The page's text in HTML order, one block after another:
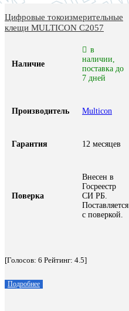
Цифровые токоизмерительные
клещи MULTICON С2057
Наличие
в
наличии,
поставка до
7 дней
Производитель Multicon
Гарантия 12 месяцев
Поверка
Внесен в
Госреестр
СИ РБ.
Поставляется
с поверкой.
[Голосов: 6 Рейтинг: 4.5]
Подробнее